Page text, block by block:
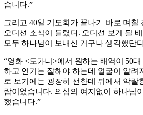
습니다.”
그리고 40일 기도회가 끝나기 바로 며칠
오디션 소식이 들렸다. 오디션 보게 될
모두 하나님이 보내신 거구나 생각했단
“영화 <도가니>에서 원하는 배역이 50
하고 연기는 잘해야 하는데 얼굴이 알려
로 보기에는 굉장히 선한데 뒤에서 악랄
람이었습니다. 의심의 여지없이 하나님
했습니다.”